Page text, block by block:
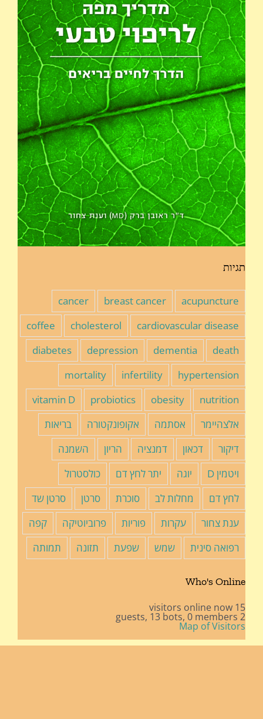
תגיות
acupuncture
breast cancer
cancer
cardiovascular disease
cholesterol
coffee
death
dementia
depression
diabetes
hypertension
infertility
mortality
nutrition
obesity
probiotics
vitamin D
אלצהיימר
אסתמה אקופונקטורה
בריאות
דיקור
דכאון דמנציה הריון
השמנה
ויטמין D
יוגה יתר לחץ דם
כולסטרול
לחץ דם
מחלות לב סוכרת סרטן
סרטן שד
ענת צחור
עקרות פוריות פרוביוטיקה
קפה
רפואה סינית
שמש שפעת תזונה תמותה
Who's Online
15 visitors online now
2 guests,
13 bots, 0 members
Map of Visitors